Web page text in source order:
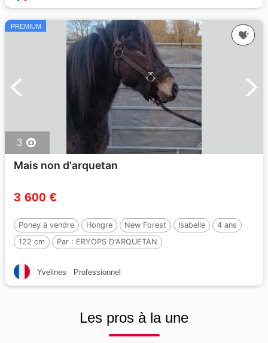
PREMIUM
3
Mais non d'arquetan
3 600 €
Poney à vendre Hongre New Forest Isabelle
4 ans
122 cm
Par : ERYOPS D'ARQUETAN
Yvelines Professionnel
Les pros à la une